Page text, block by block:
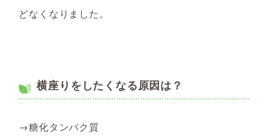
どなくなりました。
横座りをしたくなる原因は？
→糖化タンパク質